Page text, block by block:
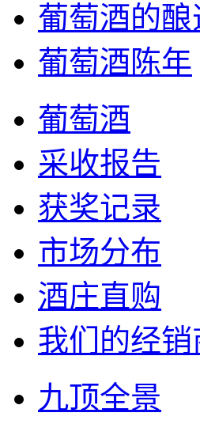
葡萄酒的酿
葡萄酒陈年
葡萄酒
采收报告
获奖记录
市场分布
酒庄直购
我们的经销
九顶全景